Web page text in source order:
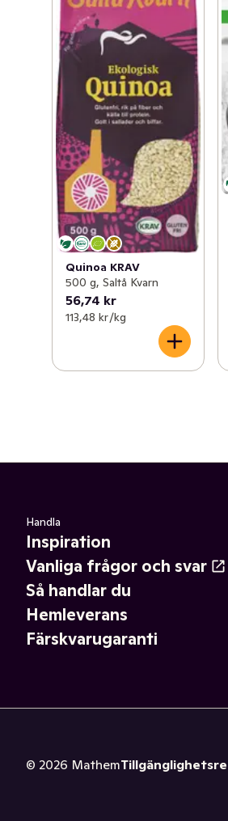
Quinoa KRAV
500 g, Saltå Kvarn
56,74 kr
113,48 kr /kg
Handla
Inspiration
Vanliga frågor och svar
Så handlar du
Hemleverans
Färskvarugaranti
© 2026 Mathem